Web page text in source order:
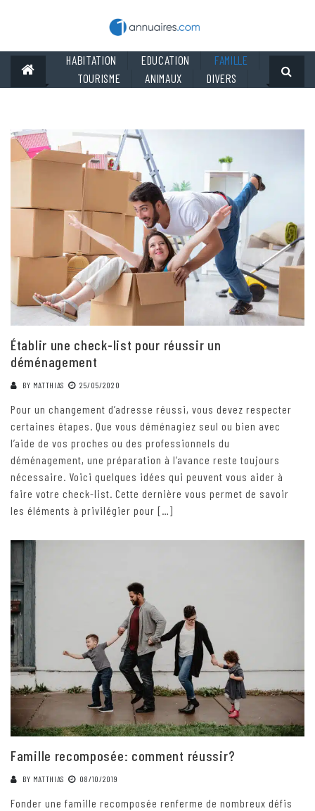
HABITATION EDUCATION
FAMILLE
TOURISME
ANIMAUX DIVERS
Établir une check-list pour réussir un
déménagement
BY MATTHIAS 25/05/2020
Pour un changement d’adresse réussi, vous devez respecter
certaines étapes. Que vous déménagiez seul ou bien avec
l’aide de vos proches ou des professionnels du
déménagement, une préparation à l’avance reste toujours
nécessaire. Voici quelques idées qui peuvent vous aider à
faire votre check-list. Cette dernière vous permet de savoir
les éléments à privilégier pour […]
Famille recomposée: comment réussir?
BY MATTHIAS 08/10/2019
Fonder une famille recomposée renferme de nombreux défis